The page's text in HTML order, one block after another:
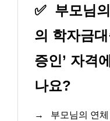
✅ 부모님
의 학자금
증인’ 자격
나요?
→
부모님의 연